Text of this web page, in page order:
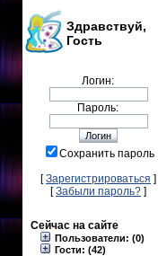
Здравствуй,
Гость
Логин:
Пароль:
Сохранить пароль
[Зарегистрироваться ]
[Забыли пароль? ]
Сейчас на сайте
Пользователи: (0)
Гости: (42)